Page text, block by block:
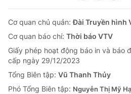
Cơ quan chủ quản:Đài Truyền hình
Cơ quan báo chí: Thời báo VTV
Giấy phép hoạt động báo in và báo
cấp ngày 29/12/2023
Tổng Biên tập: Vũ Thanh Thủy
Phó Tổng Biên tập: Nguyễn Thị Mỹ